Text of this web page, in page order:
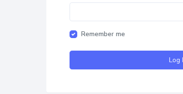
Remember me
Log